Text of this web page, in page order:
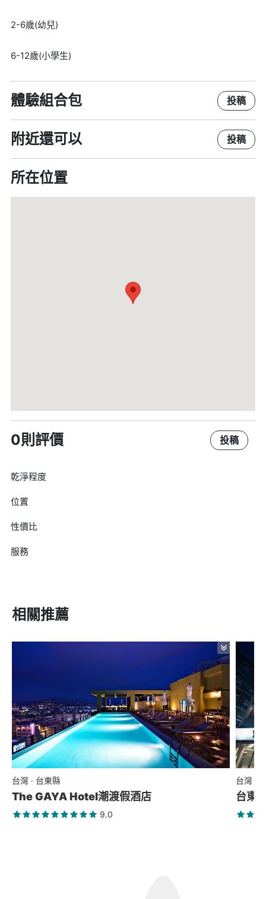
2-6歲(幼兒)
6-12歲(小學生)
體驗組合包 投稿
附近還可以 投稿
所在位置
0則評價 投稿
乾淨程度
位置
性價比
服務
相關推薦
台灣 · 台東縣
The GAYA Hotel潮渡假酒店
9.0
台灣 ·
台東